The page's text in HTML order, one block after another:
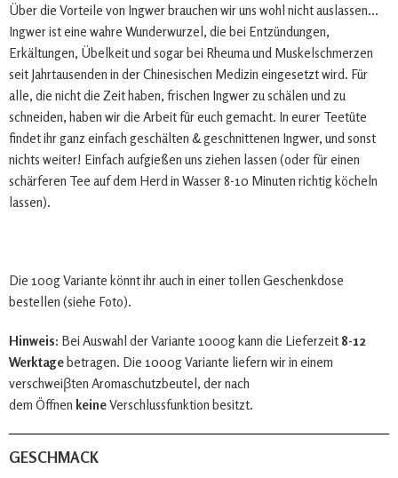
Über die Vorteile von Ingwer brauchen wir uns wohl nicht auslassen...
Ingwer ist eine wahre Wunderwurzel, die bei Entzündungen,
Erkältungen, Übelkeit und sogar bei Rheuma und Muskelschmerzen
seit Jahrtausenden in der Chinesischen Medizin eingesetzt wird. Für
alle, die nicht die Zeit haben, frischen Ingwer zu schälen und zu
schneiden, haben wir die Arbeit für euch gemacht. In eurer Teetüte
findet ihr ganz einfach geschälten & geschnittenen Ingwer, und sonst
nichts weiter! Einfach aufgießen uns ziehen lassen (oder für einen
schärferen Tee auf dem Herd in Wasser 8-10 Minuten richtig köcheln
lassen).
Die 100g Variante könnt ihr auch in einer tollen Geschenkdose
bestellen (siehe Foto).
Hinweis: Bei Auswahl der Variante 1000g kann die Lieferzeit 8-12
Werktagebetragen. Die 1000g Variante liefern wir in einem
verschweiβten Aromaschutzbeutel, der nach
dem Öffnen keineVerschlussfunktion besitzt.
GESCHMACK